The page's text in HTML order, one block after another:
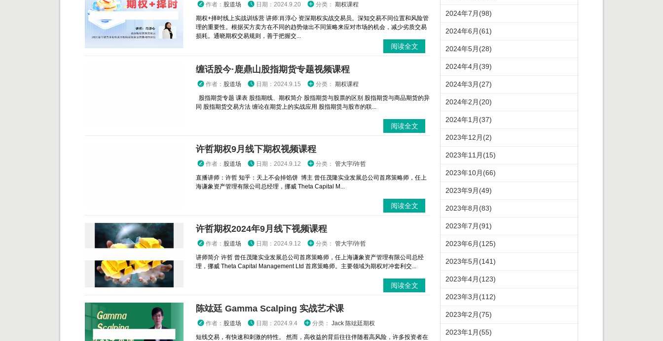
作者： 股道场 日期：2024.9.20 分类： 期权课程
期权+择时线上实战训练营 讲师:肖淳心 资深期权实战交易员。深知交易不同位置和风险管
理的重要性。根据买方卖方在不同的趋势做出不同策略来应对市场的机会，减少劣质交易
损耗。通晓期权交易规则，善于把握交...
阅读全文
缠话股今·鹿鼎山股指期货专题视频课程
作者： 股道场 日期：2024.9.15 分类： 期权课程
股指期货专题 课表 股指期线、期权简介 股指期货与股票的区别 股指期货与商品期货的异
同 股指期货交易方法 缠论在期货上的实战应用 股指期赁与股市的联...
阅读全文
许哲期权9月线下期权视频课程
作者： 股道场 日期：2024.9.12 分类： 管大宇/许哲
直播讲师：许哲 知乎：天上不会掉馅饼 博主 曾任茂隆实业发展总公司首席策略师，任上
海谦象资产管理有限公司总经理，挪威 Theta Capital M...
阅读全文
许哲期权2024年9月线下视频课程
作者： 股道场 日期：2024.9.12 分类： 管大宇/许哲
讲师简介 许哲 曾任茂隆实业发展总公司首席策略师，任上海谦象资产管理有限公司总经
理，挪威 Theta Capital Management Ltd 首席策略师。主要领域为期权对冲套利交...
阅读全文
陈竑廷 Gamma Scalping 实战艺术课
作者： 股道场 日期：2024.9.4 分类： Jack 陈竑廷期权
短线交易，有快速和刺激的特性。 然而，高收益的背后往往伴随着高风险，许多投资者在
2024年7月(98)
2024年6月(61)
2024年5月(28)
2024年4月(39)
2024年3月(27)
2024年2月(20)
2024年1月(37)
2023年12月(2)
2023年11月(15)
2023年10月(66)
2023年9月(49)
2023年8月(83)
2023年7月(91)
2023年6月(125)
2023年5月(141)
2023年4月(123)
2023年3月(112)
2023年2月(75)
2023年1月(55)